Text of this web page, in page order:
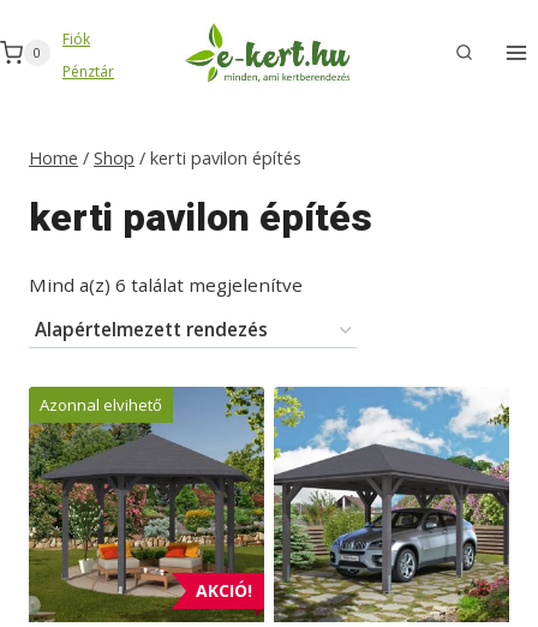
to
content
0
Fiók
Pénztár
Home / Shop / kerti pavilon építés
kerti pavilon építés
Mind a(z) 6 találat megjelenítve
AKCIÓ!
Azonnal elvihető